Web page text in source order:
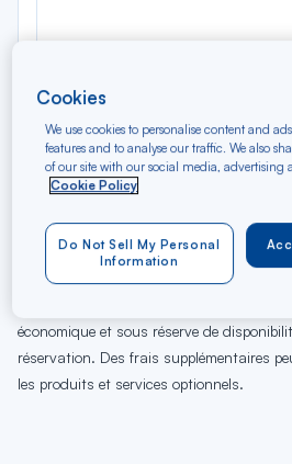
Ve
AUG
Sa
Di
Lu
Ma
Me
Je
économique et sous réserve de
réservation. Des frais supplémentaires
les produits et services optionnels.
Cookies
We use cookies to personalise content and
features and to analyse our traffic. We also
of our site with our social media, advertising
Cookie Policy
Do Not Sell My Personal
Information